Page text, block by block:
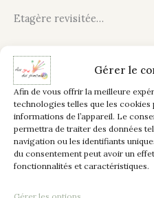
Gérer le
Afin de vous offrir la meilleure
technologies telles que les
informations de l’appareil. Le
permettra de traiter des données
navigation ou les identifiants
du consentement peut avoir un
fonctionnalités et caractéristiques.
Gérer les options
Etagère revisitée…
Description
Informations
Relooking d’une étagère
Une étagère pyramide en
les montants ont été peints